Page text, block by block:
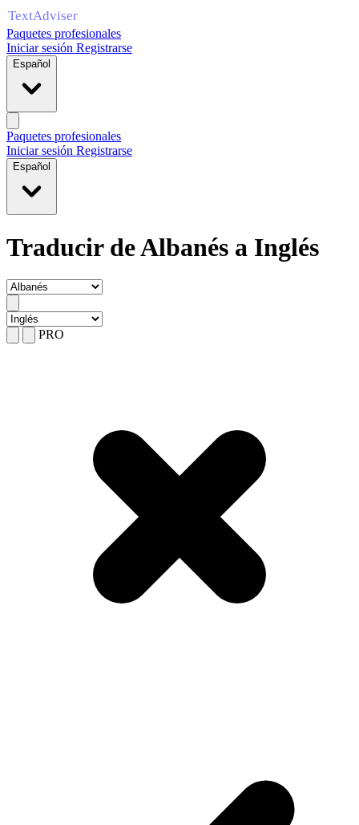
Paquetes profesionales
Iniciar sesión Registrarse
Español
Paquetes profesionales
Iniciar sesión Registrarse
Español
Traducir de Albanés a Inglés
PRO